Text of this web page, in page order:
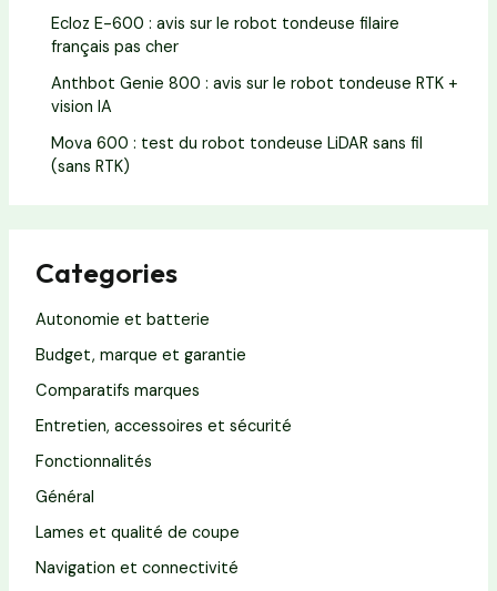
Ecloz E-600 : avis sur le robot tondeuse filaire
français pas cher
Anthbot Genie 800 : avis sur le robot tondeuse RTK +
vision IA
Mova 600 : test du robot tondeuse LiDAR sans fil
(sans RTK)
Categories
Autonomie et batterie
Budget, marque et garantie
Comparatifs marques
Entretien, accessoires et sécurité
Fonctionnalités
Général
Lames et qualité de coupe
Navigation et connectivité